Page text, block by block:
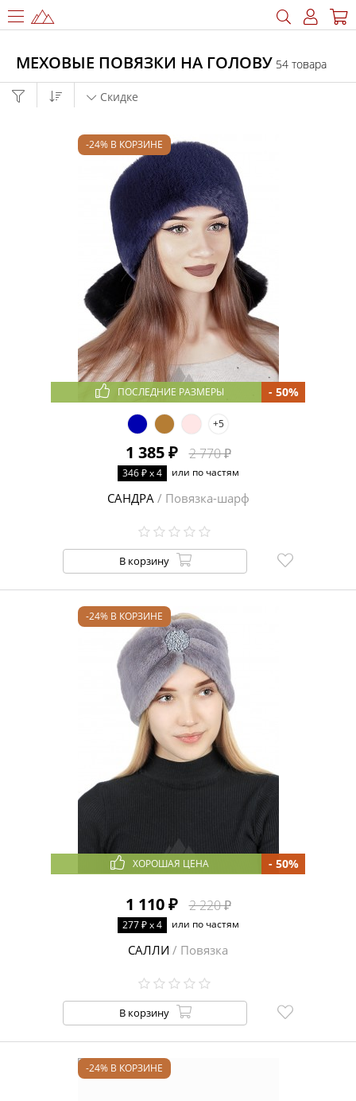
МЕХОВЫЕ ПОВЯЗКИ НА ГОЛОВУ 54 товара
Скидке
-24% В КОРЗИНЕ
ПОСЛЕДНИЕ РАЗМЕРЫ
+5
1 385 ₽ 2 770 ₽
- 50%
346 ₽ x 4 или по частям
САНДРА / Повязка-шарф
В корзину
-24% В КОРЗИНЕ
ХОРОШАЯ ЦЕНА
1 110 ₽ 2 220 ₽
- 50%
277 ₽ x 4 или по частям
САЛЛИ / Повязка
В корзину
-24% В КОРЗИНЕ